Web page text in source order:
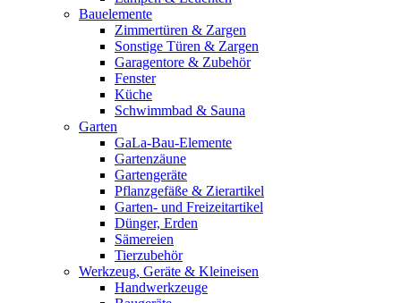
Bauelemente
Zimmertüren & Zargen
Sonstige Türen & Zargen
Garagentore & Zubehör
Fenster
Küche
Schwimmbad & Sauna
Garten
GaLa-Bau-Elemente
Gartenzäune
Gartengeräte
Pflanzgefäße & Zierartikel
Garten- und Freizeitartikel
Dünger, Erden
Sämereien
Tierzubehör
Werkzeug, Geräte & Kleineisen
Handwerkzeuge